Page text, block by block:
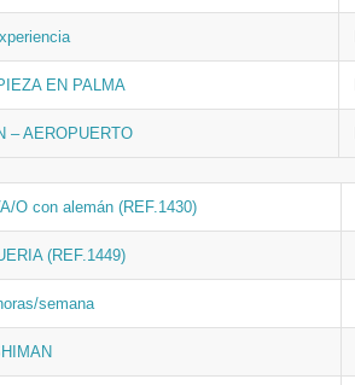
EN PALMA
– AEROPUERTO
O con alemán (REF.1430)
(REF.1449)
semana